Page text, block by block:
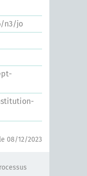
n3/jo
08/12/2023